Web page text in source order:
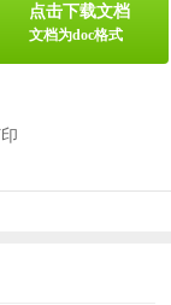
点击下载文档
文档为doc格式